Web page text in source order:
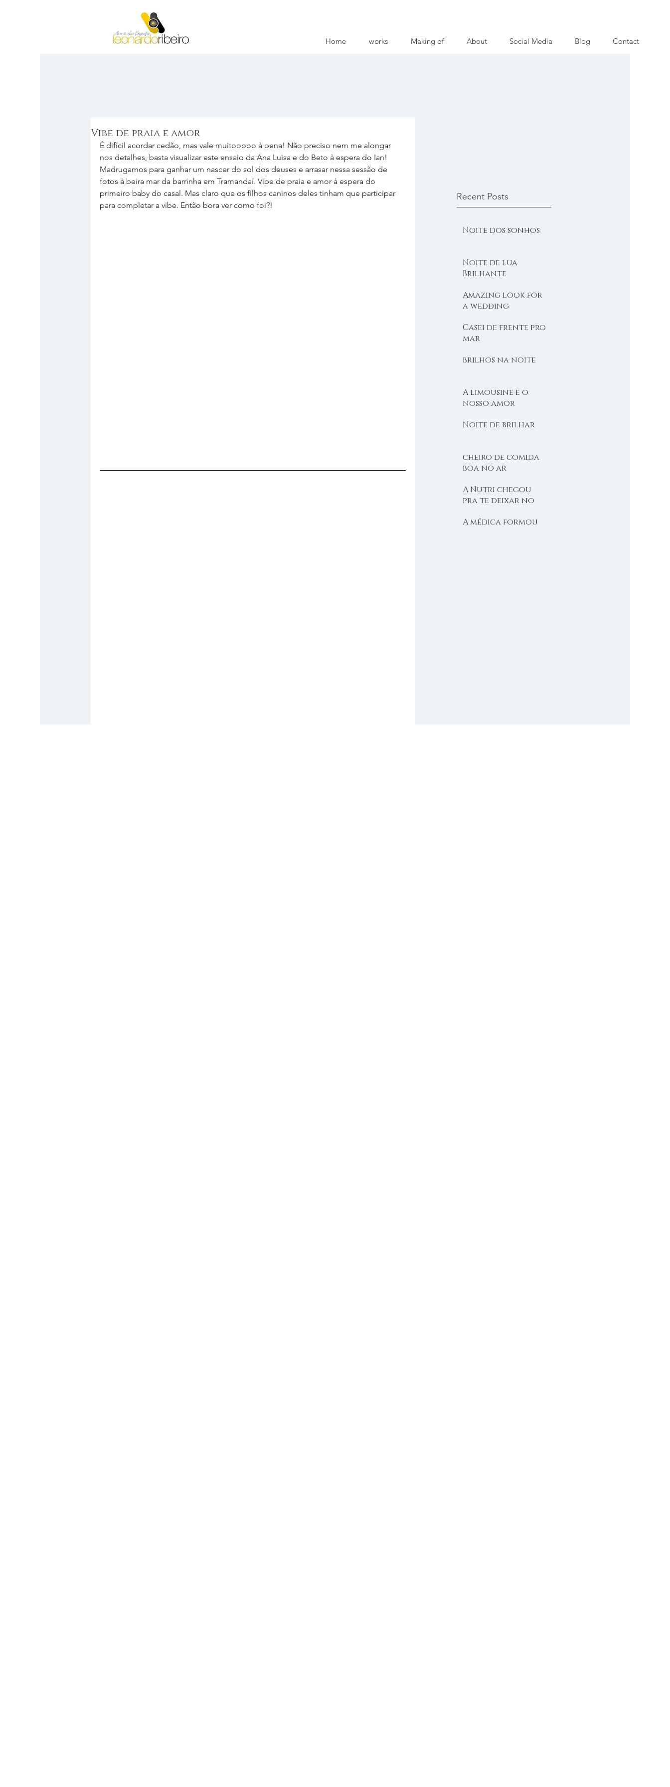
Home works Making of About Social Media Blog Contact
Vibe de praia e amor
É difícil acordar cedão, mas vale muitooooo à pena! Não preciso nem me alongar
nos detalhes, basta visualizar este ensaio da Ana Luisa e do Beto à espera do Ian!
Madrugamos para ganhar um nascer do sol dos deuses e arrasar nessa sessão de
fotos à beira mar da barrinha em Tramandaí. Vibe de praia e amor à espera do
primeiro baby do casal. Mas claro que os filhos caninos deles tinham que participar
para completar a vibe. Então bora ver como foi?!
Recent Posts
Noite dos sonhos
Noite de lua
Brilhante
Amazing look for
a wedding
Casei de frente pro
mar
brilhos na noite
A limousine e o
nosso amor
Noite de brilhar
cheiro de comida
boa no ar
A Nutri chegou
pra te deixar no
A médica formou